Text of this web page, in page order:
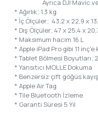
Ayrıca DJI Mavic ve
* Ağırlık; 1.3 kg
* İç Ölçüler; 43,2 x 22,9 x
* Dış Ölçüler; 47 x 25,4 x
* Maksimum hacim 16 L
* Apple iPad Pro gibi 11
* Tablet Bölmesi Boyutları;
* Yansıtıcı MOLLE Dokuma
* Benzersiz çift göğüs
* Apple Air Tag
* Tile Bluetooth İzleme
* Garanti Süresi 5 Yıl